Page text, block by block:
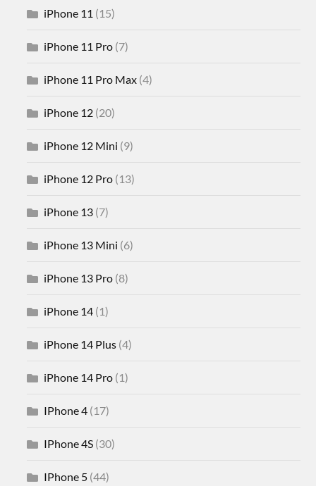
iPhone 11 (15)
iPhone 11 Pro (7)
iPhone 11 Pro Max (4)
iPhone 12 (20)
iPhone 12 Mini (9)
iPhone 12 Pro (13)
iPhone 13 (7)
iPhone 13 Mini (6)
iPhone 13 Pro (8)
iPhone 14 (1)
iPhone 14 Plus (4)
iPhone 14 Pro (1)
IPhone 4 (17)
IPhone 4S (30)
IPhone 5 (44)